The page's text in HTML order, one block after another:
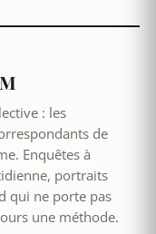
: les
de
Enquêtes à
portraits
qui ne porte pas
une méthode.